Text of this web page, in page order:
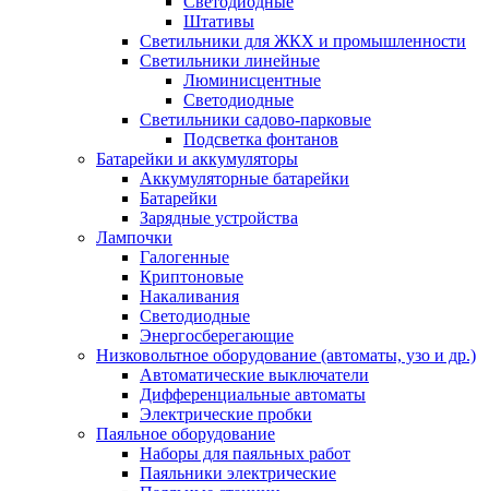
Штативы
Светильники для ЖКХ и промышленности
Светильники линейные
Люминисцентные
Светодиодные
Светильники садово-парковые
Подсветка фонтанов
Батарейки и аккумуляторы
Аккумуляторные батарейки
Батарейки
Зарядные устройства
Лампочки
Галогенные
Криптоновые
Накаливания
Светодиодные
Энергосберегающие
Низковольтное оборудование (автоматы, узо и др.)
Автоматические выключатели
Дифференциальные автоматы
Электрические пробки
Паяльное оборудование
Наборы для паяльных работ
Паяльники электрические